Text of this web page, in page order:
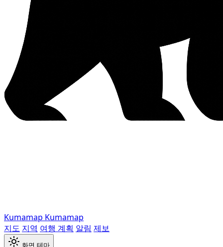
Kumamap Kumamap
지도 지역 여행 계획 알림 제보
화면 테마